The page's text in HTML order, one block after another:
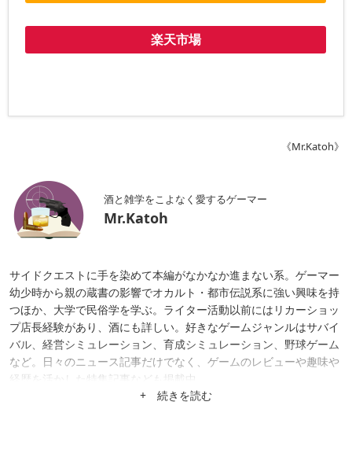
楽天市場
《Mr.Katoh》
酒と雑学をこよなく愛するゲーマー
Mr.Katoh
サイドクエストに手を染めて本編がなかなか進まない系。ゲーマー
幼少時から親の蔵書の影響でオカルト・都市伝説系に強い興味を持
つほか、大学で民俗学を学ぶ。ライター活動以前にはリカーショッ
プ店長経験があり、酒にも詳しい。好きなゲームジャンルはサバイ
バル、経営シミュレーション、育成シミュレーション、野球ゲーム
など。日々のニュース記事だけでなく、ゲームのレビューや趣味や
経歴を活かした特集記事なども掲載中。
+ 続きを読む